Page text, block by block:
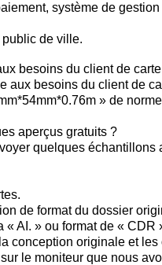
système de
de ville.
besoins du client de
aux besoins du client de
» de
aperçus gratuits ?
quelques
de format du dossier
AI. » ou format de «
conception originale et les
le moniteur que nous